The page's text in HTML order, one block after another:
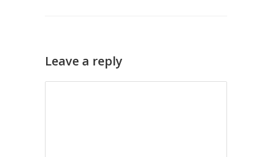
Leave a reply